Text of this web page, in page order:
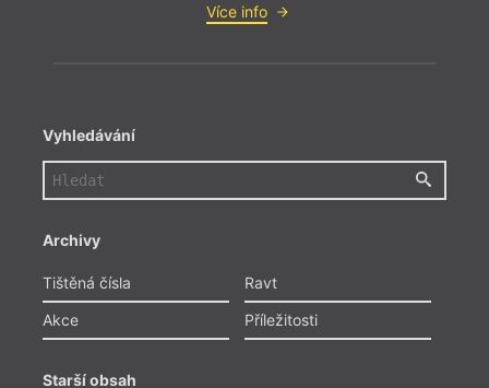
Více info
Vyhledávání
Archivy
Tištěná čísla
Ravt
Akce
Příležitosti
Starší obsah